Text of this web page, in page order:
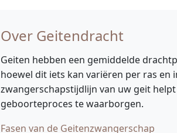
Over Geitendracht
Geiten hebben een gemiddelde
hoewel dit iets kan variëren per ras en
zwangerschapstijdlijn van uw geit
geboorteproces te waarborgen.
Fasen van de Geitenzwangerschap